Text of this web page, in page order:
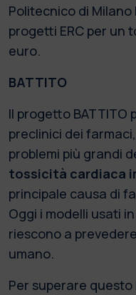
Politecnico di
progetti ERC per un
euro.
BATTITO
Il progetto BATTITO
preclinici dei
problemi più grandi
tossicità cardiaca
principale causa di
Oggi i modelli usati
riescono a
umano.
Per superare